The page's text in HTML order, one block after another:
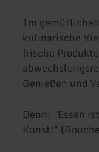
Im
kulinarische
frische
Genießen und
Denn: "Essen
Kunst!"